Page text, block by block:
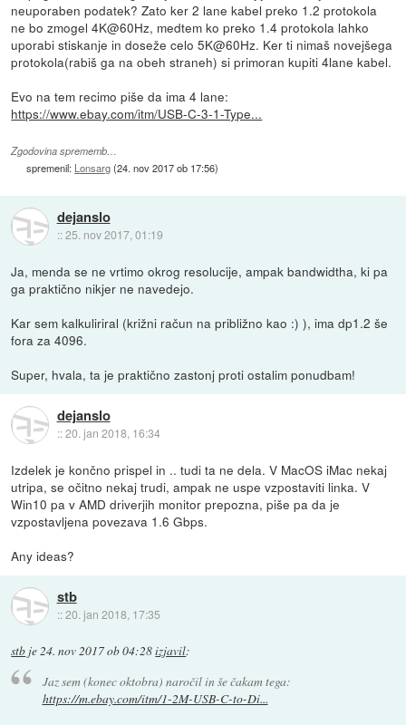
neuporaben podatek? Zato ker 2 lane kabel preko 1.2 protokola
ne bo zmogel 4K@60Hz, medtem ko preko 1.4 protokola lahko
uporabi stiskanje in doseže celo 5K@60Hz. Ker ti nimaš novejšega
protokola(rabiš ga na obeh straneh) si primoran kupiti 4lane kabel.
Evo na tem recimo piše da ima 4 lane:
https://www.ebay.com/itm/USB-C-3-1-Type...
Zgodovina sprememb…
spremenil: Lonsarg(24. nov 2017 ob 17:56)
dejanslo
::25. nov 2017, 01:19
Ja, menda se ne vrtimo okrog resolucije, ampak bandwidtha, ki pa
ga praktično nikjer ne navedejo.
Kar sem kalkuliriral (križni račun na približno kao :) ), ima dp1.2 še
fora za 4096.
Super, hvala, ta je praktično zastonj proti ostalim ponudbam!
dejanslo
::20. jan 2018, 16:34
Izdelek je končno prispel in .. tudi ta ne dela. V MacOS iMac nekaj
utripa, se očitno nekaj trudi, ampak ne uspe vzpostaviti linka. V
Win10 pa v AMD driverjih monitor prepozna, piše pa da je
vzpostavljena povezava 1.6 Gbps.
Any ideas?
stb
::20. jan 2018, 17:35
stb je24. nov 2017 ob 04:28izjavil:
Jaz sem (konec oktobra) naročil in še čakam tega:
https://m.ebay.com/itm/1-2M-USB-C-to-Di...